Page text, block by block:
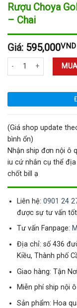
Rượu Choya
– Chai
Giá: 595,000VND
Rượu Choya Golden
(Giá shop update
bình ổn)
Nhận ship đơn nội ô
iu cứ nhắn cụ thể
chốt bill ạ
Liên hệ: 0901 24
được sự tư vấn
Tư vấn Fanpage:
Địa chỉ: số 436
Kiều, Thành phố
Giao hàng: Tận
Miễn phí ship nội
Sản phẩm: Hoa